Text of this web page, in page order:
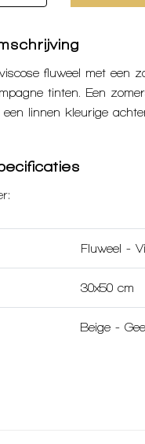
fluweel met een
tinten. Een
een linnen kleurige
Fluweel -
30x50 cm
Beige -